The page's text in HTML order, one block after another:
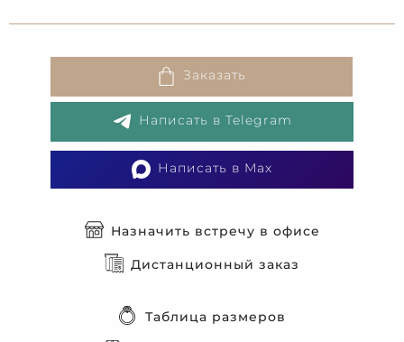
Заказать
Написать в Telegram
Написать в Max
Назначить встречу в офисе
Дистанционный заказ
Таблица размеров